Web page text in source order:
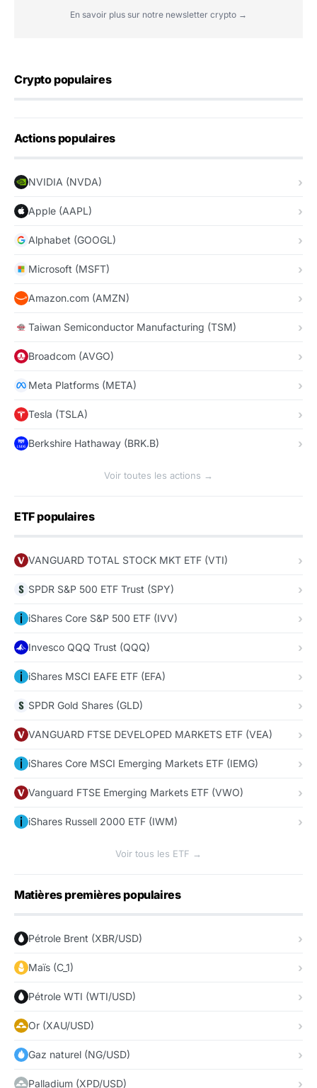
En savoir plus sur notre newsletter crypto →
Crypto populaires
Actions populaires
NVIDIA (NVDA)
Apple (AAPL)
Alphabet (GOOGL)
Microsoft (MSFT)
Amazon.com (AMZN)
Taiwan Semiconductor Manufacturing (TSM)
Broadcom (AVGO)
Meta Platforms (META)
Tesla (TSLA)
Berkshire Hathaway (BRK.B)
Voir toutes les actions →
ETF populaires
VANGUARD TOTAL STOCK MKT ETF (VTI)
SPDR S&P 500 ETF Trust (SPY)
iShares Core S&P 500 ETF (IVV)
Invesco QQQ Trust (QQQ)
iShares MSCI EAFE ETF (EFA)
SPDR Gold Shares (GLD)
VANGUARD FTSE DEVELOPED MARKETS ETF (VEA)
iShares Core MSCI Emerging Markets ETF (IEMG)
Vanguard FTSE Emerging Markets ETF (VWO)
iShares Russell 2000 ETF (IWM)
Voir tous les ETF →
Matières premières populaires
Pétrole Brent (XBR/USD)
Maïs (C_1)
Pétrole WTI (WTI/USD)
Or (XAU/USD)
Gaz naturel (NG/USD)
Palladium (XPD/USD)